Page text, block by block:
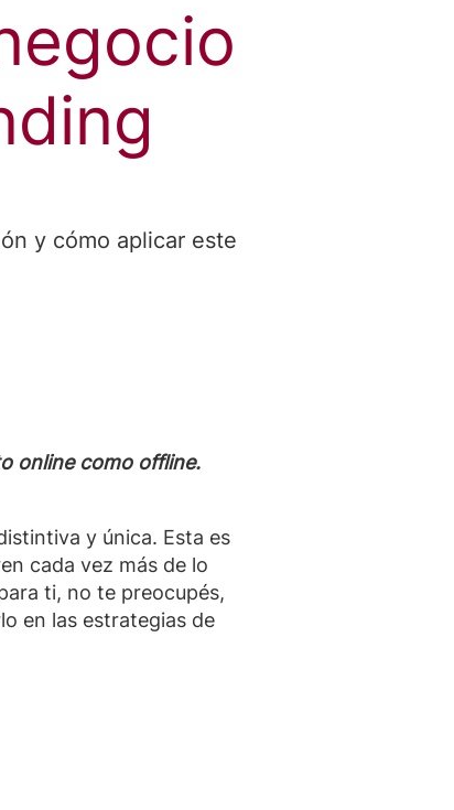
y cómo aplicar este
online como offline.
y única. Esta es
cada vez más de lo
ti, no te preocupés,
en las estrategias de